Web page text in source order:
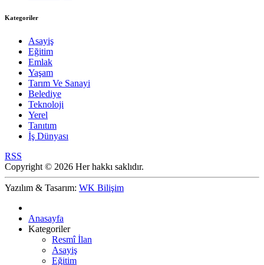
Kategoriler
Asayiş
Eğitim
Emlak
Yaşam
Tarım Ve Sanayi
Belediye
Teknoloji
Yerel
Tanıtım
İş Dünyası
RSS
Copyright © 2026 Her hakkı saklıdır.
Yazılım & Tasarım: WK Bilişim
Anasayfa
Kategoriler
Resmî İlan
Asayiş
Eğitim